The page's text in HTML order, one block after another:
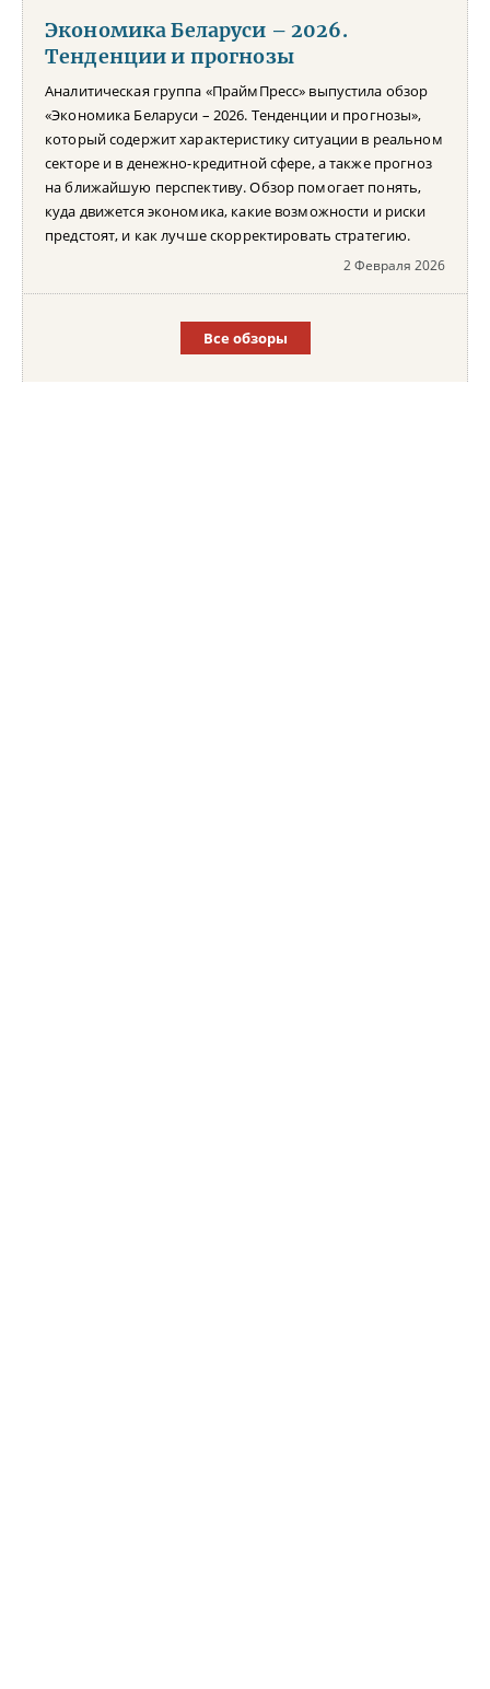
Экономика Беларуси – 2026.
Тенденции и прогнозы
Аналитическая группа «ПраймПресс» выпустила обзор
«Экономика Беларуси – 2026. Тенденции и прогнозы»,
который содержит характеристику ситуации в реальном
секторе и в денежно-кредитной сфере, а также прогноз
на ближайшую перспективу. Обзор помогает понять,
куда движется экономика, какие возможности и риски
предстоят, и как лучше скорректировать стратегию.
2 Февраля 2026
Все обзоры